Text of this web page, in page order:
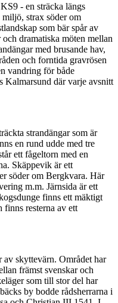
- en sträcka längs
strax söder om
som bär spår av
dramatiska möten mellan
med brusande hav,
och forntida gravrösen
vandring för både
Kalmarsund där varje avsnitt
strandängar som är
en rund udde med tre
ett fågeltorn med en
Skäppevik är ett
söder om Bergkvara. Här
m.m. Järnsida är ett
finns ett mäktigt
finns resterna av ett
skyttevärn. Området har
främst svenskar och
som till stor del har
by bodde rådsherrarna i